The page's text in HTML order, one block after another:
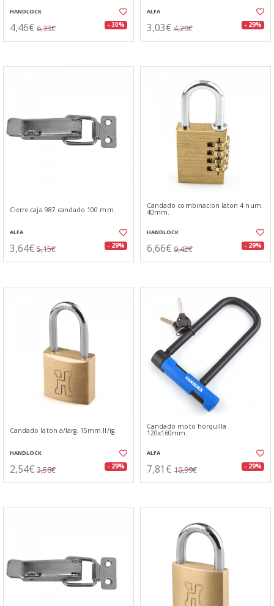
HANDLOCK
4,46€ 6,33€ - 30%
ALFA
3,03€ 4,29€ - 29%
Cierre caja 987 candado 100 mm.
ALFA
3,64€ 5,15€ - 29%
Candado combinacion laton 4 num.
40mm.
HANDLOCK
6,66€ 9,42€ - 29%
Candado laton a/larg. 15mm.ll/ig.
HANDLOCK
2,54€ 3,58€ - 29%
Candado moto horquilla
120x160mm.
ALFA
7,81€ 10,99€ - 29%